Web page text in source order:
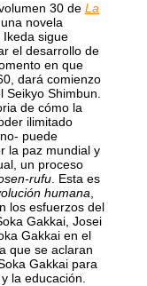
30 de La
, una novela
Ikeda sigue
el desarrollo de
en que
dará comienzo
Shimbun.
de cómo la
ilimitado
puede
la paz mundial y
un proceso
rufu . Esta es
humana
los esfuerzos del
Gakkai, Josei
Gakkai en el
que se aclaran
Gakkai para
la educación.